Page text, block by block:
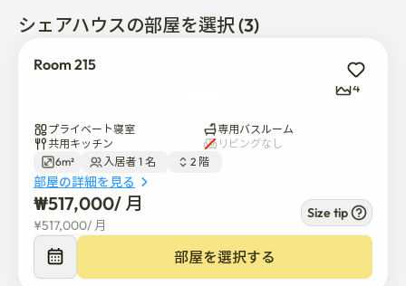
コインランドリー、食堂、在来市場など)も周辺にあって
生活が便利で、子供大公園がすぐ前なので公園の散歩や
運動に良いです。
+シャワールーム)であり、
他のコシテルに比べて基本的に部屋が大きく、3つの大
きさのタイプのルーム(ワンルーム、1.5ワンルーム、2.0
ワンルーム)で構成されています。
インターネット速度500Mで個別Wi-Fiが提供されます。
2~3階は2階で、各階の出入口はデジタルドアロック、
CCTV、キッチン別途、3階の屋上で休憩が可能で、洗濯
シェアハウスの部屋を選択 (3)
Room 215
4
プライベート寝室
専用バスルーム
共用キッチン
リビングなし
6m²
入居者 1 名 2 階
部屋の詳細を見る
₩517,000/ 月
¥517,000/ 月
Size tip
部屋を選択する